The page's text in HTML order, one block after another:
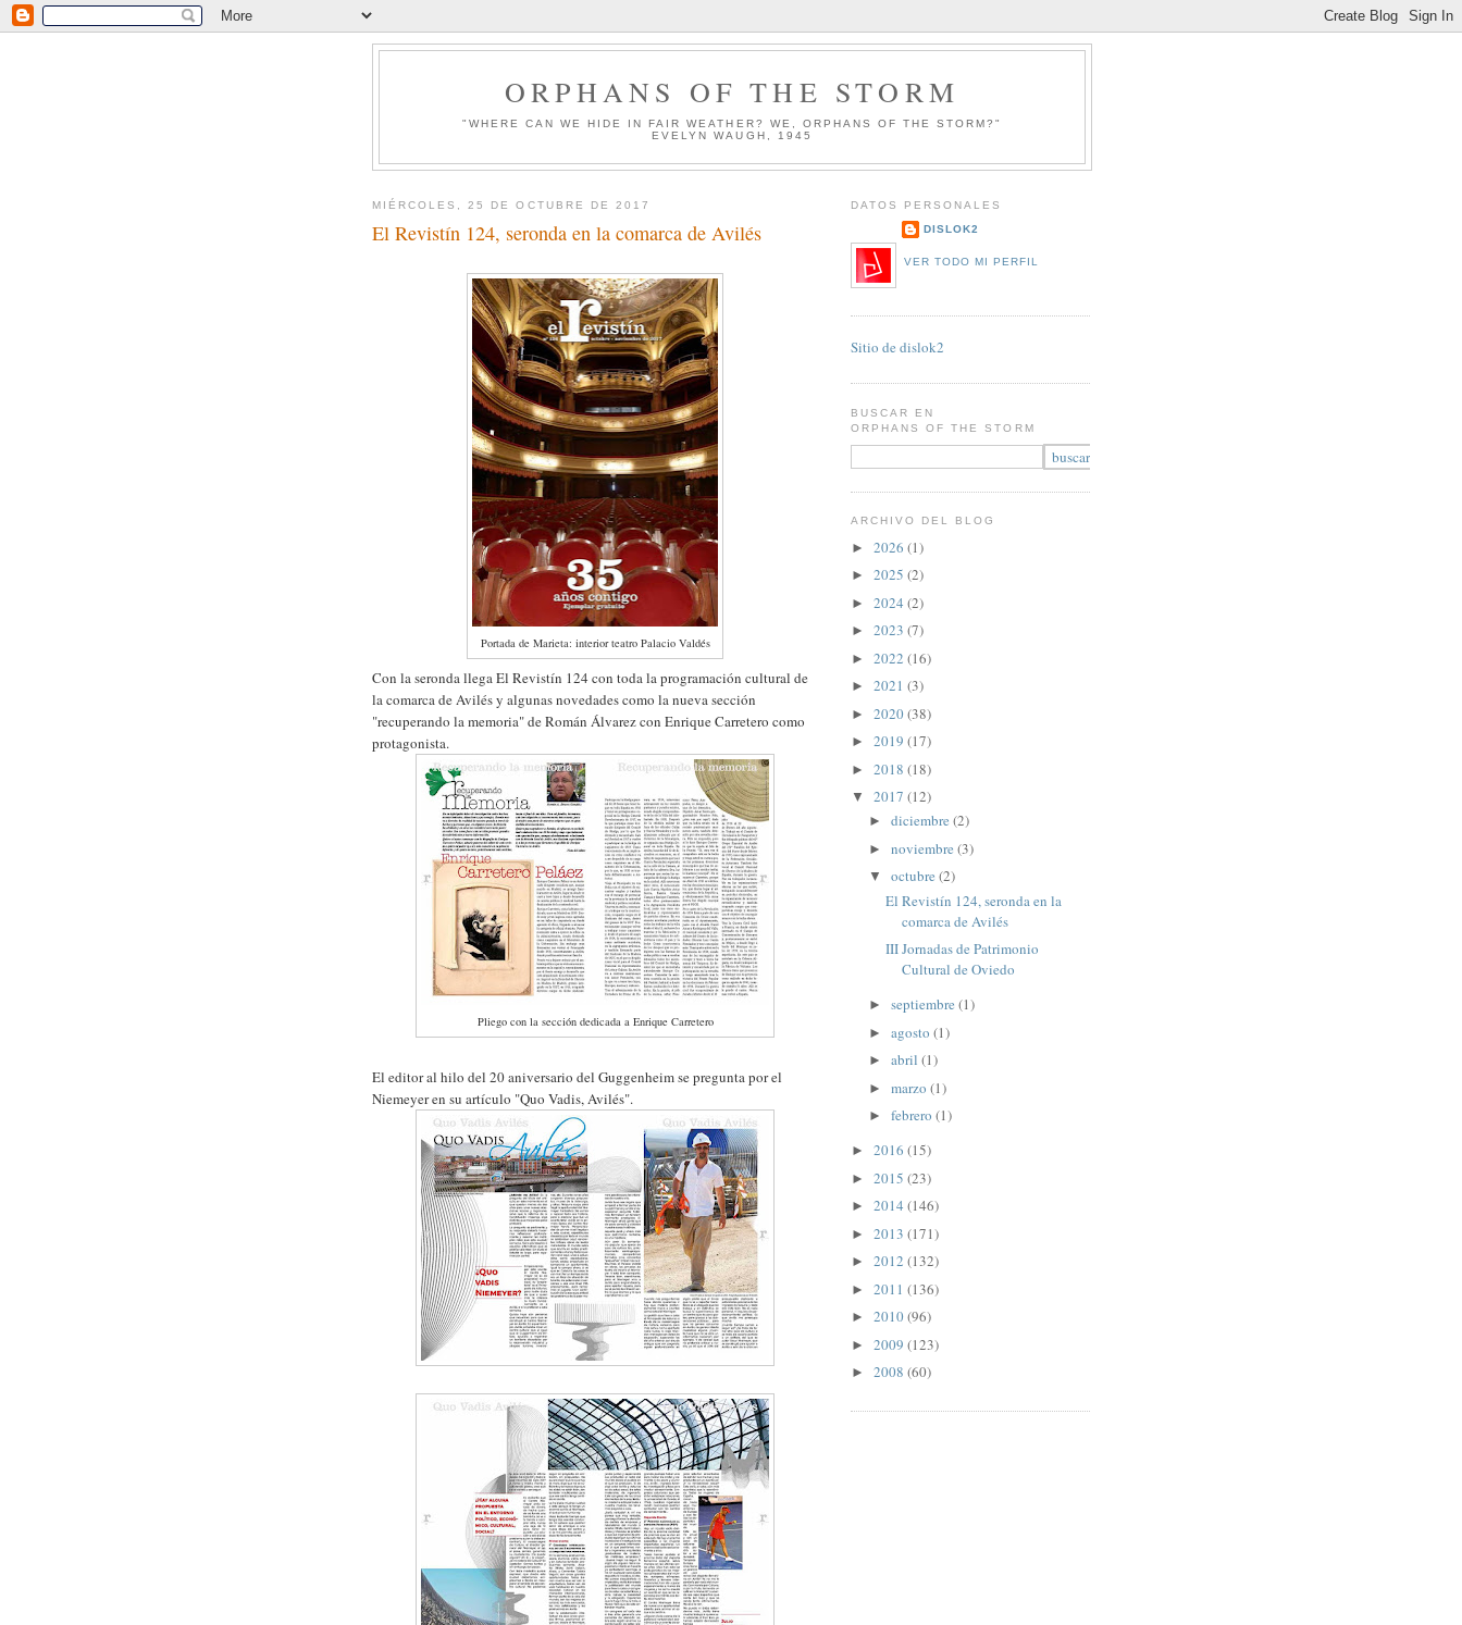
ORPHANS OF THE STORM
"WHERE CAN WE HIDE IN FAIR WEATHER? WE, ORPHANS OF THE STORM?"
EVELYN WAUGH, 1945
MIÉRCOLES, 25 DE OCTUBRE DE 2017
El Revistín 124, seronda en la comarca de Avilés
Portada de Marieta: interior teatro Palacio Valdés
Con la seronda llega El Revistín 124 con toda la programación cultural de
la comarca de Avilés y algunas novedades como la nueva sección
"recuperando la memoria" de Román Álvarez con Enrique Carretero como
protagonista.
Pliego con la sección dedicada a Enrique Carretero
El editor al hilo del 20 aniversario del Guggenheim se pregunta por el
Niemeyer en su artículo "Quo Vadis, Avilés".
DATOS PERSONALES
DISLOK2
VER TODO MI PERFIL
Sitio de dislok2
BUSCAR EN
ORPHANS OF THE STORM
ARCHIVO DEL BLOG
► 2026 (1)
► 2025 (2)
► 2024 (2)
► 2023 (7)
► 2022 (16)
► 2021 (3)
► 2020(38)
► 2019 (17)
► 2018 (18)
▼ 2017 (12)
► diciembre (2)
► noviembre (3)
▼ octubre (2)
El Revistín 124, seronda en la
comarca de Avilés
III Jornadas de Patrimonio
Cultural de Oviedo
► septiembre (1)
► agosto (1)
► abril (1)
► marzo (1)
► febrero (1)
► 2016 (15)
► 2015 (23)
► 2014 (146)
► 2013 (171)
► 2012 (132)
► 2011 (136)
► 2010(96)
► 2009 (123)
► 2008 (60)